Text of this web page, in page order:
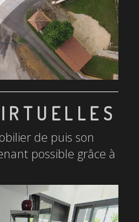
de puis son
possible grâce à